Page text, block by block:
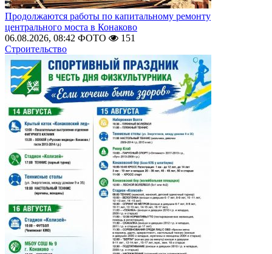
Продолжаются работы по капитальному ремонту
центрального моста в Конаково
06.08.2026, 08:42 ФОТО
151
Строительство